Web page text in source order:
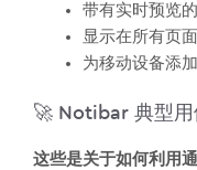
带有实时预览
显示在所有页
为移动设备添
🚀 Notibar 典型用
这些是关于如何利用